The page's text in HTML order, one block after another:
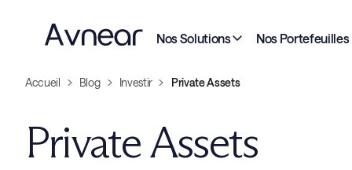
Nos Solutions Nos Portefeuilles
Accueil Blog Investir Private Assets
Private Assets